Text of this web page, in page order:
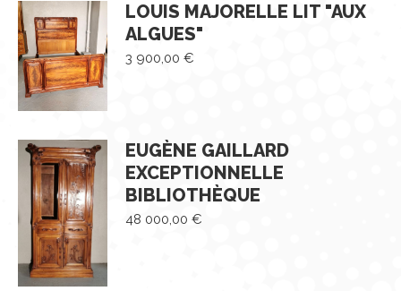
LOUIS MAJORELLE LIT "AUX
ALGUES"
3 900,00 €
EUGÈNE GAILLARD
EXCEPTIONNELLE
BIBLIOTHÈQUE
48 000,00 €